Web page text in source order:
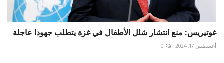
غوتيريس: منع انتشار شلل الأطفال في غزة يتطلب جهودا عاجلة
أغسطس 17, 2024 0